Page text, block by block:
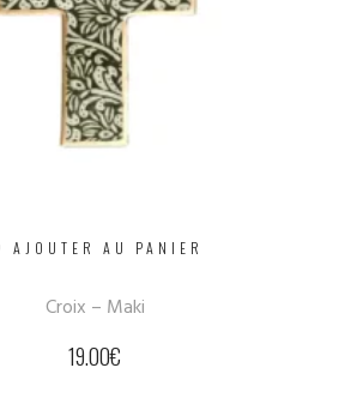
AJOUTER AU PANIER
Croix – Maki
19.00€